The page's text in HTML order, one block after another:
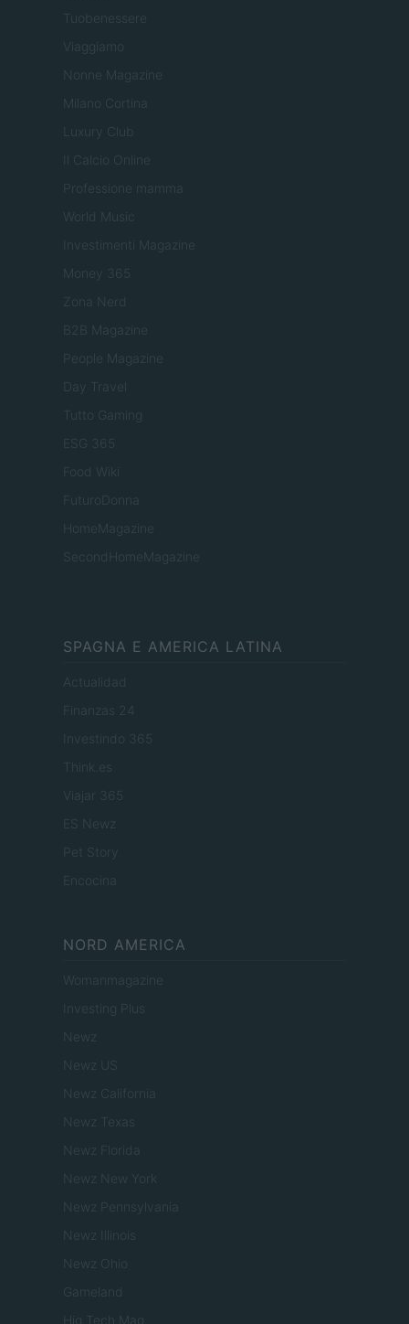
Tuobenessere
Viaggiamo
Nonne Magazine
Milano Cortina
Luxury Club
Il Calcio Online
Professione mamma
World Music
Investimenti Magazine
Money 365
Zona Nerd
B2B Magazine
People Magazine
Day Travel
Tutto Gaming
ESG 365
Food Wiki
FuturoDonna
HomeMagazine
SecondHomeMagazine
SPAGNA E AMERICA LATINA
Actualidad
Finanzas 24
Investindo 365
Think.es
Viajar 365
ES Newz
Pet Story
Encocina
NORD AMERICA
Womanmagazine
Investing Plus
Newz
Newz US
Newz California
Newz Texas
Newz Florida
Newz New York
Newz Pennsylvania
Newz Illinois
Newz Ohio
Gameland
Hig Tech Mag